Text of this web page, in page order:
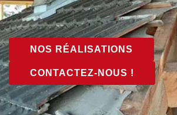
NOS RÉALISATIONS
CONTACTEZ-NOUS !